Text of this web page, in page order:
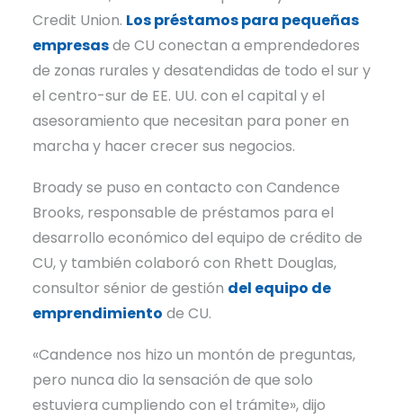
Credit Union. Los préstamos para pequeñas
empresasde CU conectan a emprendedores
de zonas rurales y desatendidas de todo el sur y
el centro-sur de EE. UU. con el capital y el
asesoramiento que necesitan para poner en
marcha y hacer crecer sus negocios.
Broady se puso en contacto con Candence
Brooks, responsable de préstamos para el
desarrollo económico del equipo de crédito de
CU, y también colaboró con Rhett Douglas,
consultor sénior de gestión del equipo de
emprendimiento de CU.
«Candence nos hizo un montón de preguntas,
pero nunca dio la sensación de que solo
estuviera cumpliendo con el trámite», dijo